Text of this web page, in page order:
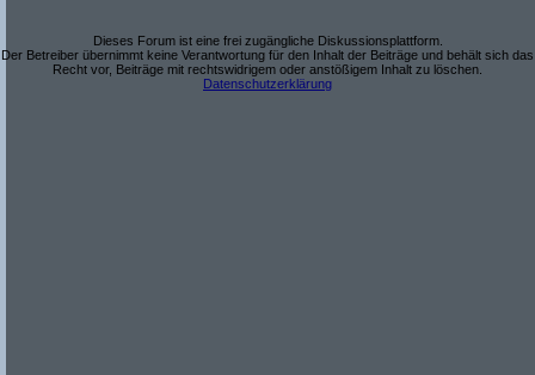
Dieses Forum ist eine frei zugängliche Diskussionsplattform.
Der Betreiber übernimmt keine Verantwortung für den Inhalt der Beiträge und behält sich das
Recht vor, Beiträge mit rechtswidrigem oder anstößigem Inhalt zu löschen.
Datenschutzerklärung